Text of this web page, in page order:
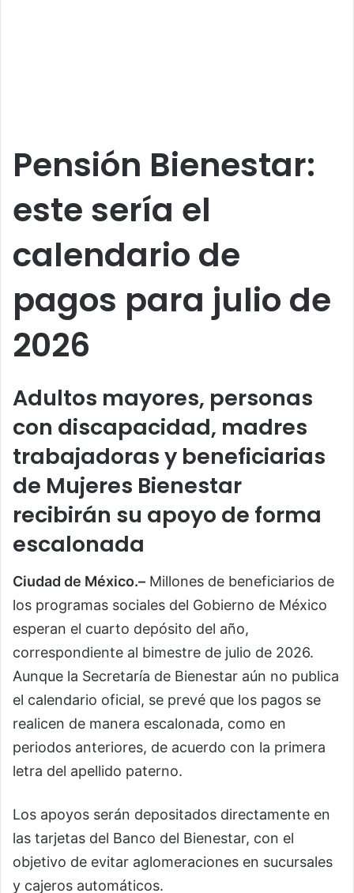
Pensión Bienestar:
este sería el
calendario de
pagos para julio de
2026
Adultos mayores, personas
con discapacidad, madres
trabajadoras y beneficiarias
de Mujeres Bienestar
recibirán su apoyo de forma
escalonada
Ciudad de México.– Millones de beneficiarios de
los programas sociales del Gobierno de México
esperan el cuarto depósito del año,
correspondiente al bimestre de julio de 2026.
Aunque la Secretaría de Bienestar aún no publica
el calendario oficial, se prevé que los pagos se
realicen de manera escalonada, como en
periodos anteriores, de acuerdo con la primera
letra del apellido paterno.
Los apoyos serán depositados directamente en
las tarjetas del Banco del Bienestar, con el
objetivo de evitar aglomeraciones en sucursales
y cajeros automáticos.